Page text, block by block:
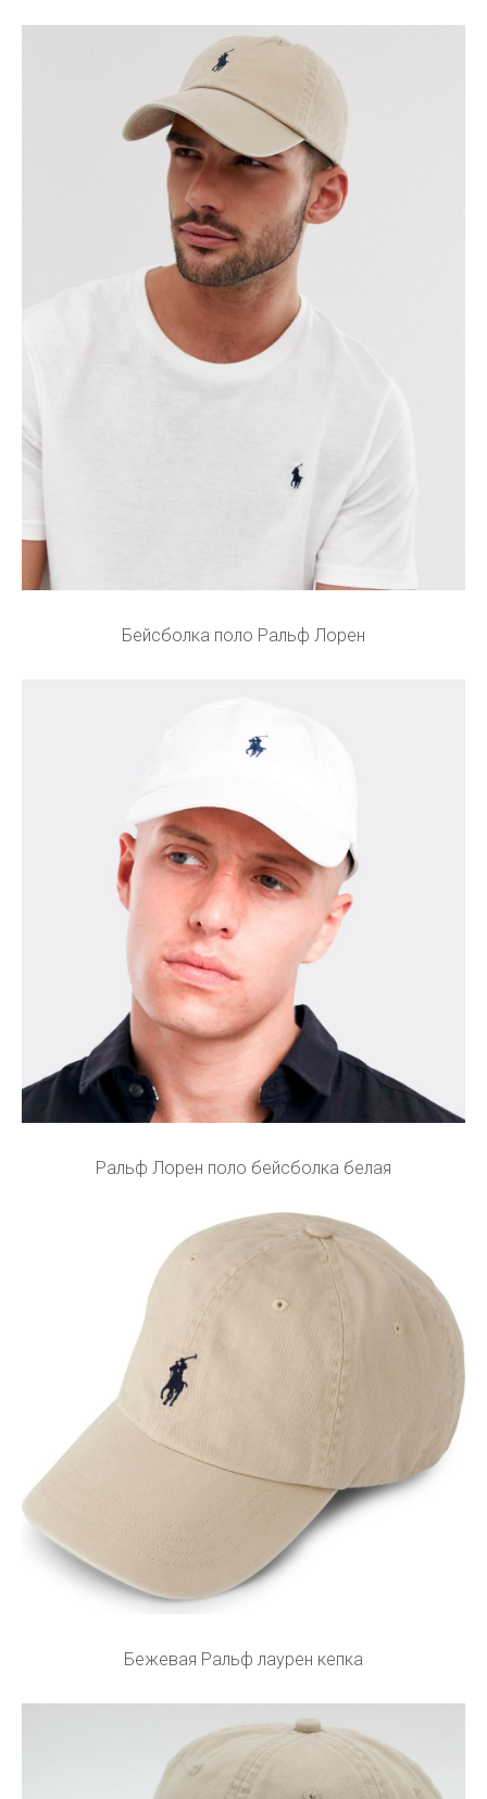
Бейсболка поло Ральф Лорен
Ральф Лорен поло бейсболка белая
Бежевая Ральф лаурен кепка